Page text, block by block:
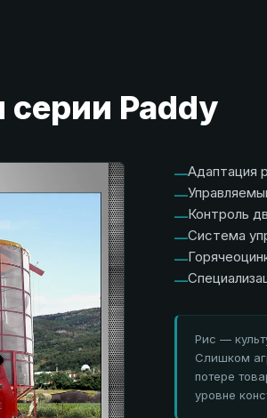
Paddy
—Адаптация
—
—Контроль
—Система
—
—
Рис —
Слишком
потере
уровне